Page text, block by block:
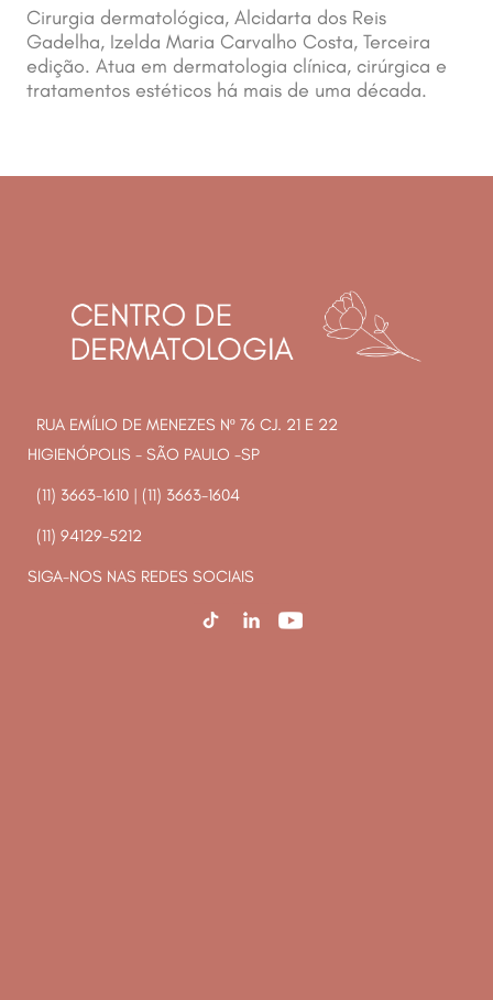
Cirurgia dermatológica, Alcidarta dos Reis
Gadelha, Izelda Maria Carvalho Costa, Terceira
edição. Atua em dermatologia clínica, cirúrgica e
tratamentos estéticos há mais de uma década.
RUA EMÍLIO DE MENEZES Nº 76 CJ. 21 E 22
HIGIENÓPOLIS - SÃO PAULO -SP
(11) 3663-1610 | (11) 3663-1604
(11) 94129-5212
SIGA-NOS NAS REDES SOCIAIS